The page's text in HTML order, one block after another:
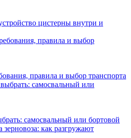
цистерны внутри и
правила и выбор транспорта
самосвальный или бортовой